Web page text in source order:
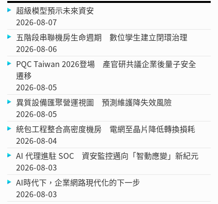
超級模型預示未來資安
2026-08-07
五階段串聯機房生命週期 數位孿生建立閉環治理
2026-08-06
PQC Taiwan 2026登場 產官研共議企業後量子安全
遷移
2026-08-05
異質設備匯聚營運視圖 預測維護降失效風險
2026-08-05
統包工程整合高密度機房 電網至晶片降低轉換損耗
2026-08-04
AI 代理進駐 SOC 資安監控邁向「智動應變」新紀元
2026-08-03
AI時代下，企業網路現代化的下一步
2026-08-03